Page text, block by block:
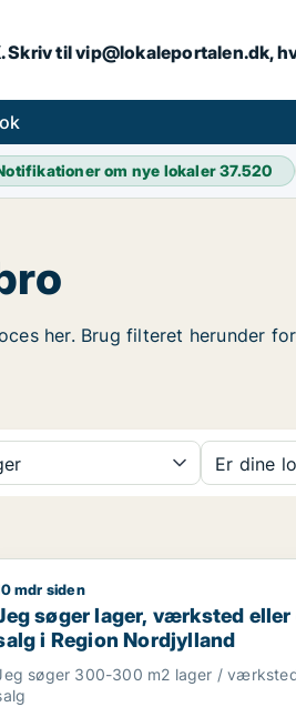
Skriv til vip@lokaleportalen.dk,
om nye lokaler37.520
her. Brug filteret herunder
Er dine
til leje i Tjele, Fårup eller
søger lager, værksted eller
mdr siden
søger lager, værksted eller
i Region Nordjylland
søger 300-300 m2 lager /